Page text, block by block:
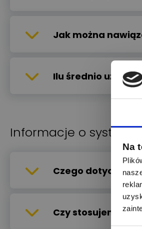
Na
Jak można
Ilu średnio
Informacje o
Czego dotyczy ta
Czy stosujemy